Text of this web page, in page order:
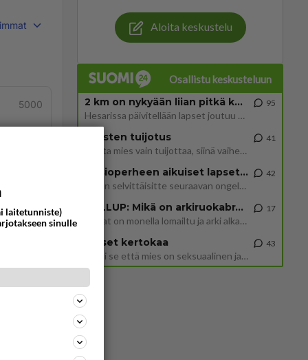
5000
Aloita keskustelu
Osallistu keskusteluun
2 km on nykyään liian pitkä koulumatka
Hesarissa päivitellään lapset joutuu nyt kulkemaan 2 km kouluun jösses. Ruostefillarilla tuo matka menee vaikka miten äk
95
Miesten tuijotus
Mutta mies vain tuijottaa, siinä vaiheessa käännän itse pään pois. Mikä juttu? Yleensä jos joku tuijottaa tai katsoo, hä
41
Uusioperheen aikuiset lapset tyhjentää jääkaapin käydessään
Miten selvittäisitte seuraavan ongelman, meillä on uusioperhe, minulla teini-ikäiset lapset ja puolisolla aikuiset, jotk
42
GALLUP: Mikä on arkiruokabravuurisi?
Lomat on monella lomailtu ja arki alkaa. Se voi tarkoittaa myös sitä, että grillailut on grillattu ja palataan arjen ruo
17
Naiset kertokaa
Miksi se että mies on seksuaalinen ja haluaa seksiä ja te olette hänen mielestänne haluttava on vastenmielistä? Mikä sii
43
laitetunniste)
sinulle